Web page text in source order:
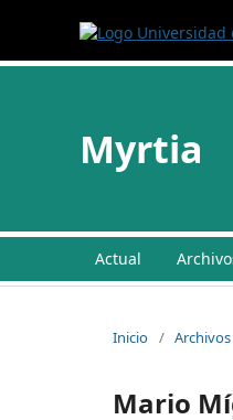
Myrtia
Actual
Inicio / Archivos
Mario